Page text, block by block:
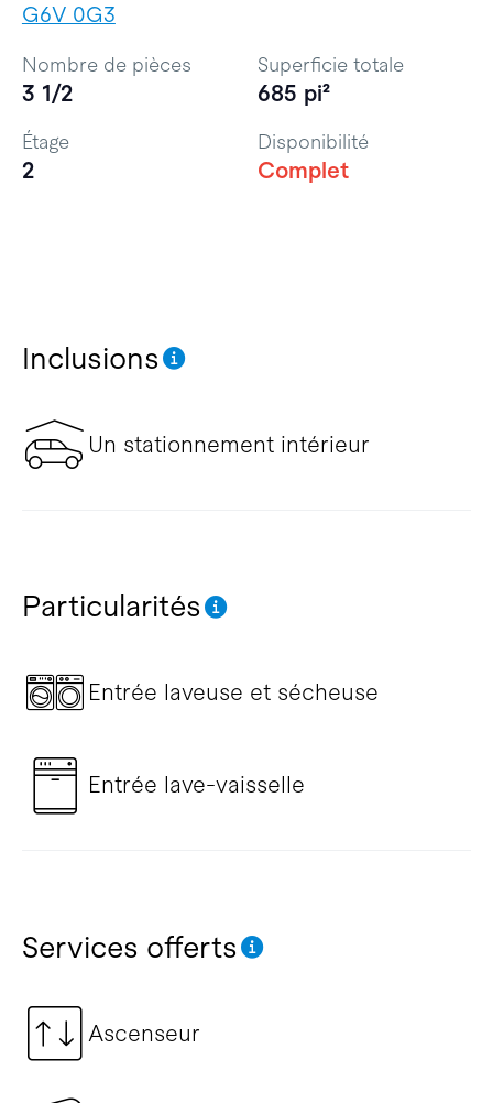
G6V 0G3
Inclusions
Un stationnement intérieur
Particularités
Entrée laveuse et sécheuse
Entrée lave-vaisselle
Services offerts
Ascenseur
Nombre de pièces
3 1/2
Superficie totale
685 pi²
Étage
2
Disponibilité
Complet